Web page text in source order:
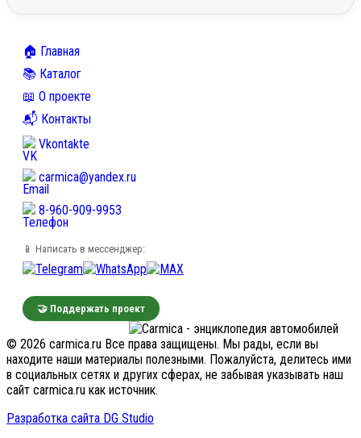
🏠 Главная
📚 Каталог
📖 О проекте
📬 Контакты
Vkontakte
carmica@yandex.ru
8-960-909-9953
📱 Написать в мессенджер:
🤝 Поддержать проект
© 2026 carmica.ru Все права защищены. Мы рады, если вы
находите наши материалы полезными. Пожалуйста, делитесь ими
в социальных сетях и других сферах, не забывая указывать наш
сайт carmica.ru как источник.
Разработка сайта DG Studio